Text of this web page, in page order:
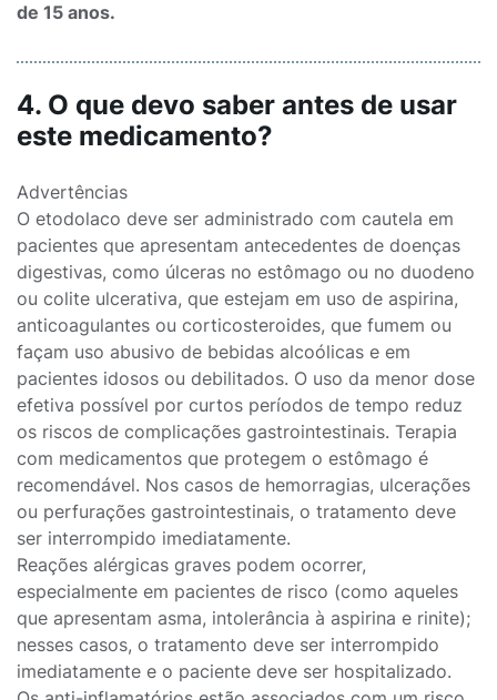
de 15 anos.
4. O que devo saber antes de usar
este medicamento?
Advertências
O etodolaco deve ser administrado com cautela em
pacientes que apresentam antecedentes de doenças
digestivas, como úlceras no estômago ou no duodeno
ou colite ulcerativa, que estejam em uso de aspirina,
anticoagulantes ou corticosteroides, que fumem ou
façam uso abusivo de bebidas alcoólicas e em
pacientes idosos ou debilitados. O uso da menor dose
efetiva possível por curtos períodos de tempo reduz
os riscos de complicações gastrointestinais. Terapia
com medicamentos que protegem o estômago é
recomendável. Nos casos de hemorragias, ulcerações
ou perfurações gastrointestinais, o tratamento deve
ser interrompido imediatamente.
Reações alérgicas graves podem ocorrer,
especialmente em pacientes de risco (como aqueles
que apresentam asma, intolerância à aspirina e rinite);
nesses casos, o tratamento deve ser interrompido
imediatamente e o paciente deve ser hospitalizado.